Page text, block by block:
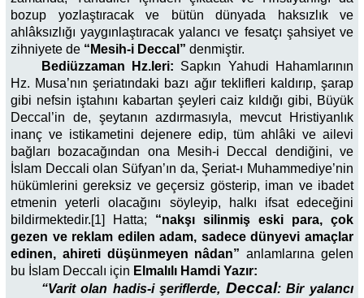
bozup yozlaştıracak ve bütün dünyada haksızlık ve
ahlâksızlığı yaygınlaştıracak yalancı ve fesatçı şahsiyet ve
zihniyete de “Mesih-i Deccal” denmiştir.
Bediüzzaman Hz.leri: Sapkın Yahudi Hahamlarının
Hz. Musa’nın şeriatındaki bazı ağır teklifleri kaldırıp, şarap
gibi nefsin iştahını kabartan şeyleri caiz kıldığı gibi, Büyük
Deccal’in de, şeytanın azdırmasıyla, mevcut Hristiyanlık
inanç ve istikametini dejenere edip, tüm ahlâki ve ailevi
bağları bozacağından ona Mesih-i Deccal dendiğini, ve
İslam Deccali olan Süfyan’ın da, Şeriat-ı Muhammediye’nin
hükümlerini gereksiz ve geçersiz gösterip, iman ve ibadet
etmenin yeterli olacağını söyleyip, halkı ifsat edeceğini
bildirmektedir.[1]
Hatta; “nakşı silinmiş eski para, çok
gezen ve reklam edilen adam, sadece dünyevi amaçlar
edinen, ahireti düşünmeyen nâdan”anlamlarına gelen
bu İslam Deccalı için Elmalılı Hamdi Yazır:
“Varit olan hadis-i şeriflerde, Deccal: Bir yalancı